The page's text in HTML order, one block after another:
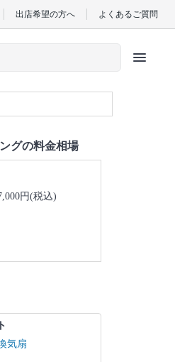
出店希望の方へ よくあるご質問
menu
グの料金相場
円(税込)
気扇